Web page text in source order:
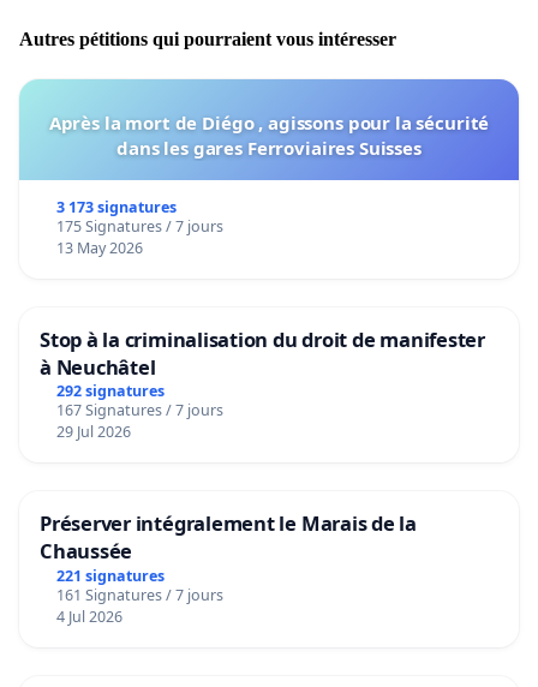
Autres pétitions qui pourraient vous intéresser
Après la mort de Diégo , agissons pour la sécurité
dans les gares Ferroviaires Suisses
3 173 signatures
175 Signatures / 7 jours
13 May 2026
Stop à la criminalisation du droit de manifester
à Neuchâtel
292 signatures
167 Signatures / 7 jours
29 Jul 2026
Préserver intégralement le Marais de la
Chaussée
221 signatures
161 Signatures / 7 jours
4 Jul 2026